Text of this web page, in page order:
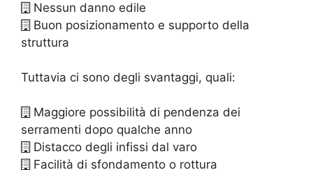
Nessun danno edile
Buon posizionamento e supporto della
struttura
Tuttavia ci sono degli svantaggi, quali:
Maggiore possibilità di pendenza dei
serramenti dopo qualche anno
Distacco degli infissi dal varo
Facilità di sfondamento o rottura